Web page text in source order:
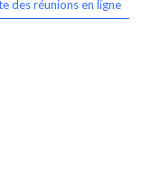
des réunions en ligne